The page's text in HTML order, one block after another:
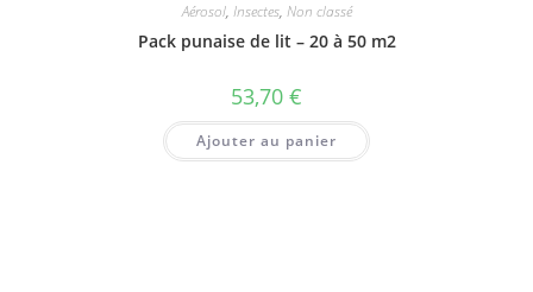
Aérosol, Insectes, Non classé
Pack punaise de lit – 20 à 50 m2
53,70 €
Ajouter au panier